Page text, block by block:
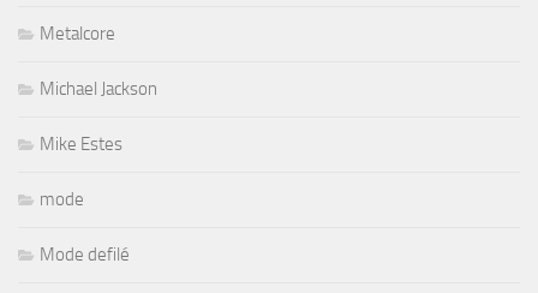
Metalcore
Michael Jackson
Mike Estes
mode
Mode defilé